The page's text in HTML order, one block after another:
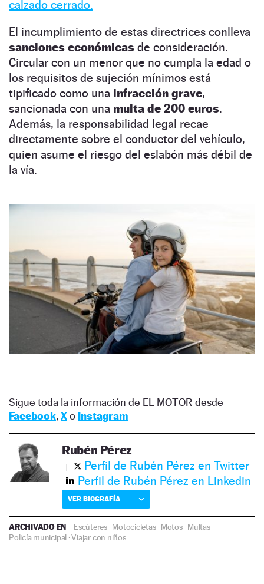
calzado cerrado.
El incumplimiento de estas directrices conlleva
sanciones económicas de consideración.
Circular con un menor que no cumpla la edad o
los requisitos de sujeción mínimos está
tipificado como una infracción grave,
sancionada con una multa de 200 euros.
Además, la responsabilidad legal recae
directamente sobre el conductor del vehículo,
quien asume el riesgo del eslabón más débil de
la vía.
Sigue toda la información de EL MOTOR desde
Facebook, Xo Instagram
Rubén Pérez
Perfil de Rubén Pérez en Twitter
Perfil de Rubén Pérez en Linkedin
VER BIOGRAFÍA
ARCHIVADO EN Escúteres·Motocicletas· Motos· Multas·
Policía municipal ·Viajar con niños